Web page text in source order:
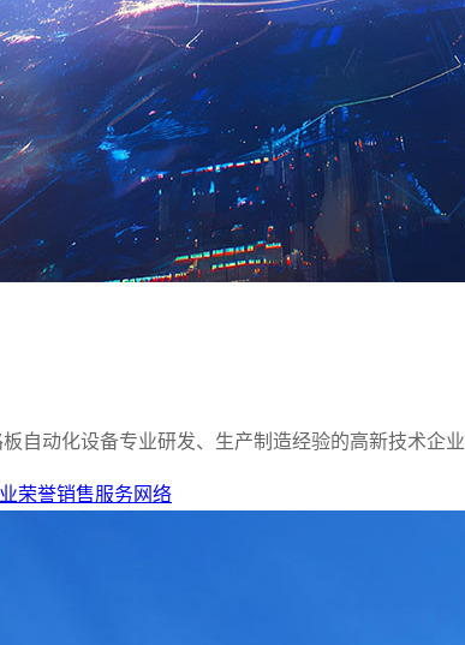
自动化设备专业研发、生产制造经验的高新技术企业
荣誉销售服务网络